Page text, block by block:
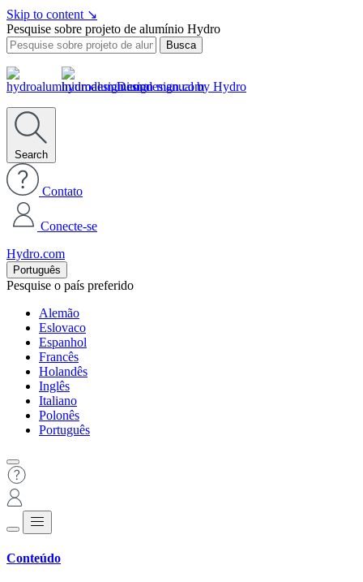
Skip to content ↘
Pesquise sobre projeto de alumínio Hydro
Busca
Design manual by Hydro
Search
Contato
Conecte-se
Hydro.com
Português
Pesquise o país preferido
Alemão
Eslovaco
Espanhol
Francês
Holandês
Inglês
Italiano
Polonês
Português
Conteúdo